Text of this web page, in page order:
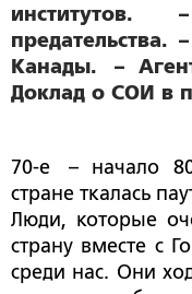
предательства.
Канады. –
Доклад о СОИ в
70-е – начало
стране ткалась
Люди, которые
страну вместе с
среди нас. Они